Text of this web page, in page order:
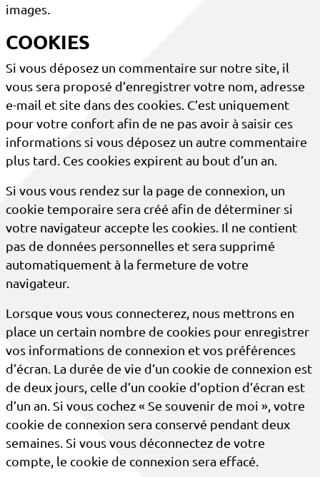
images.
COOKIES
Si vous déposez un commentaire sur notre site, il
vous sera proposé d’enregistrer votre nom, adresse
e-mail et site dans des cookies. C’est uniquement
pour votre confort afin de ne pas avoir à saisir ces
informations si vous déposez un autre commentaire
plus tard. Ces cookies expirent au bout d’un an.
Si vous vous rendez sur la page de connexion, un
cookie temporaire sera créé afin de déterminer si
votre navigateur accepte les cookies. Il ne contient
pas de données personnelles et sera supprimé
automatiquement à la fermeture de votre
navigateur.
Lorsque vous vous connecterez, nous mettrons en
place un certain nombre de cookies pour enregistrer
vos informations de connexion et vos préférences
d’écran. La durée de vie d’un cookie de connexion est
de deux jours, celle d’un cookie d’option d’écran est
d’un an. Si vous cochez « Se souvenir de moi », votre
cookie de connexion sera conservé pendant deux
semaines. Si vous vous déconnectez de votre
compte, le cookie de connexion sera effacé.